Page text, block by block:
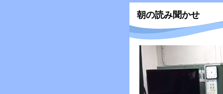
朝の読み聞かせ